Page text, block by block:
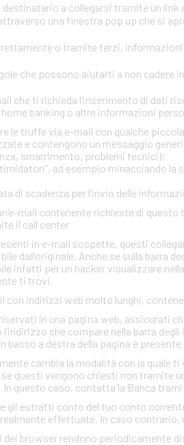
a collegarsi tramite un
una finestra pop up che si
o tramite terzi,
che possono aiutarti a non cadere
che ti richieda l’inserimento di dati
banking o altre informazioni
le truffe via e-mail con qualche
e contengono un messaggio
smarrimento, problemi tecnici);
ad esempio minacciando
di scadenza per l’invio delle
mail contenente richieste di
il call center
in e-mail sospette, questi
dall’originale. Anche se sulla barra
infatti per un hacker visualizzare
ti trovi.
con indirizzi web molto lunghi,
in una pagina web, assicurati
che compare nella barra
basso a destra della pagina è
cambia la modalità con la quale
questi vengono chiesti non tramite
questo caso, contatta la Banca
gli estratti conto del tuo conto
effettuate. In caso
browser rendono periodicamente